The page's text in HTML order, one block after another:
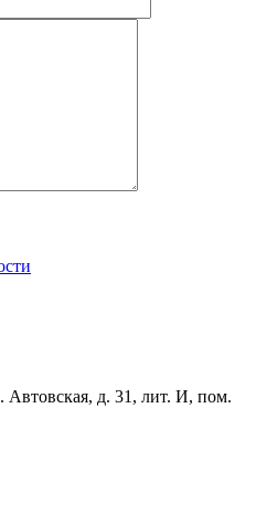
Автовская, д. 31, лит. И, пом.